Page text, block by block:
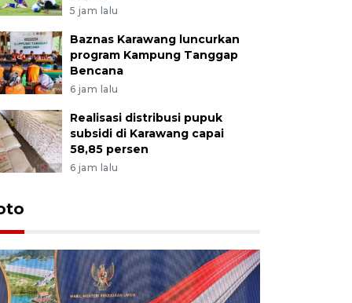
5 jam lalu
Baznas Karawang luncurkan
program Kampung Tanggap
Bencana
6 jam lalu
Realisasi distribusi pupuk
subsidi di Karawang capai
58,85 persen
6 jam lalu